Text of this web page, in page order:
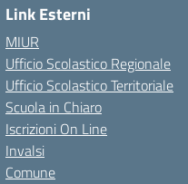
Link Esterni
MIUR
Ufficio Scolastico Regionale
Ufficio Scolastico Territoriale
Scuola in Chiaro
Iscrizioni On Line
Invalsi
Comune